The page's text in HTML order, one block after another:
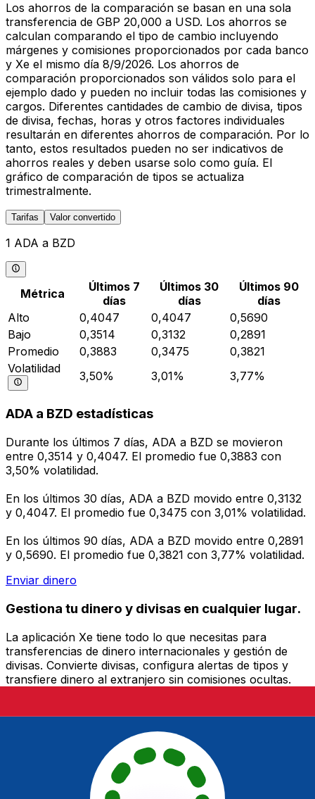
Los ahorros de la comparación se basan en una sola
transferencia de GBP 20,000 a USD. Los ahorros se
calculan comparando el tipo de cambio incluyendo
márgenes y comisiones proporcionados por cada banco
y Xe el mismo día 8/9/2026. Los ahorros de
comparación proporcionados son válidos solo para el
ejemplo dado y pueden no incluir todas las comisiones y
cargos. Diferentes cantidades de cambio de divisa, tipos
de divisa, fechas, horas y otros factores individuales
resultarán en diferentes ahorros de comparación. Por lo
tanto, estos resultados pueden no ser indicativos de
ahorros reales y deben usarse solo como guía. El
gráfico de comparación de tipos se actualiza
trimestralmente.
Tarifas Valor convertido
1 ADA a BZD
Métrica
Últimos 7
días
Últimos 30
días
Últimos 90
días
Alto
0,4047 0,4047
0,5690
Bajo
0,3514 0,3132
0,2891
Promedio
0,3883 0,3475
0,3821
Volatilidad
3,50% 3,01% 3,77%
ADA a BZD estadísticas
Durante los últimos 7 días, ADA a BZD se movieron
entre 0,3514 y 0,4047. El promedio fue 0,3883 con
3,50% volatilidad.
En los últimos 30 días, ADA a BZD movido entre 0,3132
y 0,4047. El promedio fue 0,3475 con 3,01% volatilidad.
En los últimos 90 días, ADA a BZD movido entre 0,2891
y 0,5690. El promedio fue 0,3821 con 3,77% volatilidad.
Enviar dinero
Gestiona tu dinero y divisas en cualquier lugar.
La aplicación Xe tiene todo lo que necesitas para
transferencias de dinero internacionales y gestión de
divisas. Convierte divisas, configura alertas de tipos y
transfiere dinero al extranjero sin comisiones ocultas.